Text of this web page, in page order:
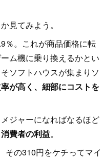
見てみよう。
％。これが商品価格に転
ム機に乗り換えるかとい
ソフトハウスが集まりソ
が高く、細部にコストを
ジャーになればなるほど
消費者の利益。
の310円をケチってマイ